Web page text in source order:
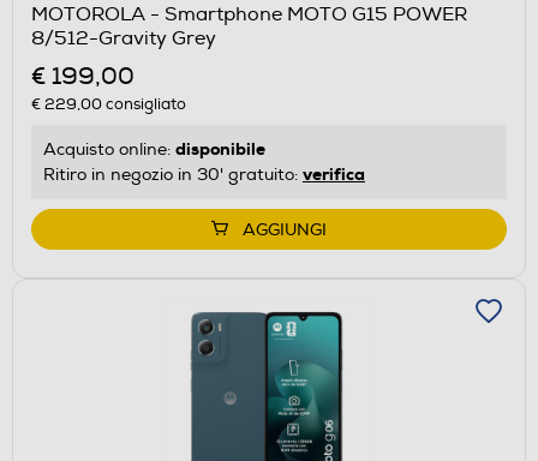
MOTOROLA - Smartphone MOTO G15 POWER
8/512-Gravity Grey
€ 199,00
€ 229,00consigliato
Acquisto online: disponibile
Ritiro in negozio in 30' gratuito: verifica
AGGIUNGI